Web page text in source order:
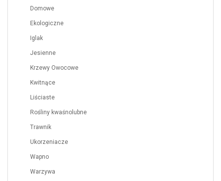
Domowe
Ekologiczne
Iglak
Jesienne
Krzewy Owocowe
Kwitnące
Liściaste
Rośliny kwaśnolubne
Trawnik
Ukorzeniacze
Wapno
Warzywa